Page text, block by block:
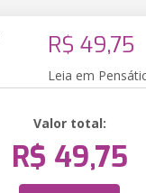
R$ 49,75
Leia em
Valor total:
R$ 49,75